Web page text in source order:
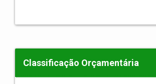
Classificação Orçamentária